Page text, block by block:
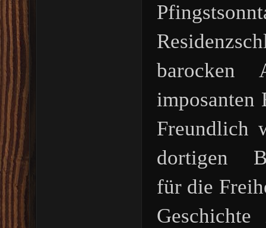
barocken
imposanten
Freundlich
dortigen
für die